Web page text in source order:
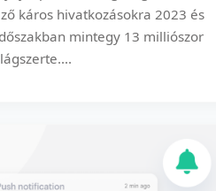
káros hivatkozásokra 2023 és
mintegy 13 milliószor